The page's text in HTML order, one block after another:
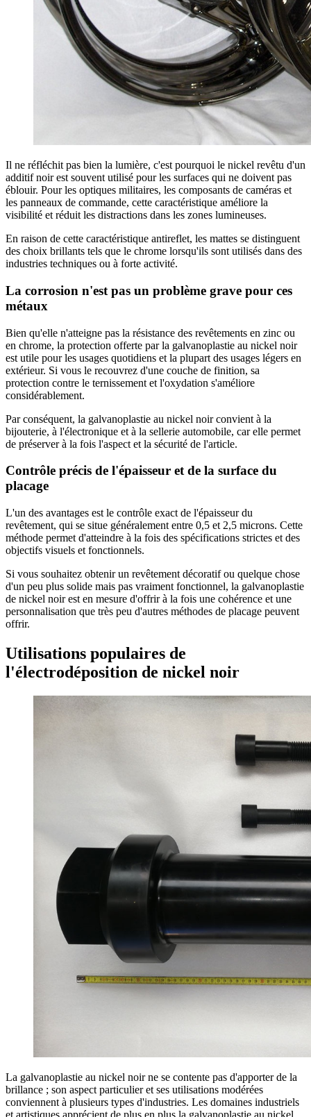
Il ne réfléchit pas bien la lumière, c'est pourquoi le nickel revêtu d'un
additif noir est souvent utilisé pour les surfaces qui ne doivent pas
éblouir. Pour les optiques militaires, les composants de caméras et
les panneaux de commande, cette caractéristique améliore la
visibilité et réduit les distractions dans les zones lumineuses.
En raison de cette caractéristique antireflet, les mattes se distinguent
des choix brillants tels que le chrome lorsqu'ils sont utilisés dans des
industries techniques ou à forte activité.
La corrosion n'est pas un problème grave pour ces
métaux
Bien qu'elle n'atteigne pas la résistance des revêtements en zinc ou
en chrome, la protection offerte par la galvanoplastie au nickel noir
est utile pour les usages quotidiens et la plupart des usages légers en
extérieur. Si vous le recouvrez d'une couche de finition, sa
protection contre le ternissement et l'oxydation s'améliore
considérablement.
Par conséquent, la galvanoplastie au nickel noir convient à la
bijouterie, à l'électronique et à la sellerie automobile, car elle permet
de préserver à la fois l'aspect et la sécurité de l'article.
Contrôle précis de l'épaisseur et de la surface du
placage
L'un des avantages est le contrôle exact de l'épaisseur du
revêtement, qui se situe généralement entre 0,5 et 2,5 microns. Cette
méthode permet d'atteindre à la fois des spécifications strictes et des
objectifs visuels et fonctionnels.
Si vous souhaitez obtenir un revêtement décoratif ou quelque chose
d'un peu plus solide mais pas vraiment fonctionnel, la galvanoplastie
de nickel noir est en mesure d'offrir à la fois une cohérence et une
personnalisation que très peu d'autres méthodes de placage peuvent
offrir.
Utilisations populaires de
l'électrodéposition de nickel noir
La galvanoplastie au nickel noir ne se contente pas d'apporter de la
brillance ; son aspect particulier et ses utilisations modérées
conviennent à plusieurs types d'industries. Les domaines industriels